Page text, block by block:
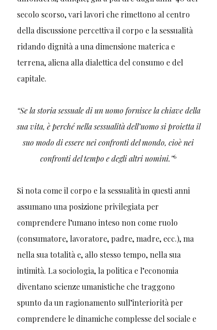
secolo scorso, vari lavori che rimettono al centro
della discussione percettiva il corpo e la sessualità
ridando dignità a una dimensione materica e
terrena, aliena alla dialettica del consumo e del
capitale.
“Se la storia sessuale di un uomo fornisce la chiave della
sua vita, è perché nella sessualità dell’uomo si proietta il
suo modo di essere nei confronti del mondo, cioè nei
confronti del tempo e degli altri uomini.”6
Si nota come il corpo e la sessualità in questi anni
assumano una posizione privilegiata per
comprendere l’umano inteso non come ruolo
(consumatore, lavoratore, padre, madre, ecc.), ma
nella sua totalità e, allo stesso tempo, nella sua
intimità. La sociologia, la politica e l’economia
diventano scienze umanistiche che traggono
spunto da un ragionamento sull’interiorità per
comprendere le dinamiche complesse del sociale e